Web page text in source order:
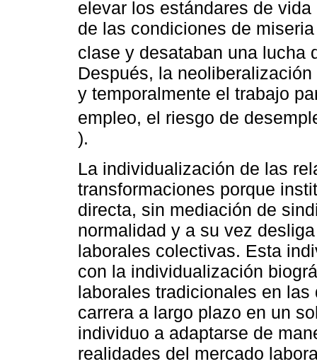
elevar los estándares de
de las condiciones de
clase y desataban una lucha
Después, la
y temporalmente el trabajo
empleo, el riesgo de
).
La individualización de las
transformaciones porque
directa, sin mediación de
normalidad y a su vez
laborales colectivas. Esta
con la individualización
laborales tradicionales en
carrera a largo plazo en un
individuo a adaptarse de
realidades del mercado